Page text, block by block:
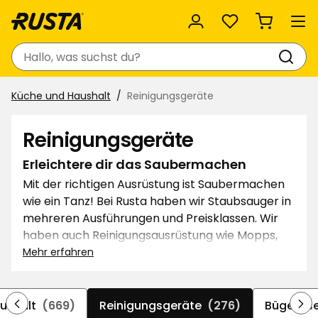
Favoriten
Suchen
Küche und Haushalt Reinigungsgeräte
Reinigungsgeräte
Erleichtere dir das Saubermachen
Mit der richtigen Ausrüstung ist Saubermachen
wie ein Tanz! Bei Rusta haben wir Staubsauger in
mehreren Ausführungen und Preisklassen. Wir
haben auch Reinigungsausrüstung wie Mopps,
Handfeger, Mikrofasertücher und Spüllappen.
Kleiderpflegeprodukte wie Wäschekörbe,
Bügelbretter, Bügeleisen und Bügel.
Mehr erfahren
(669) Reinigungsgeräte (276)